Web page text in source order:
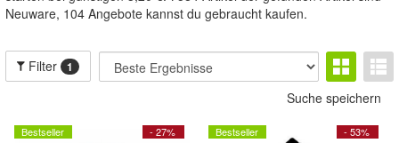
Neuware, 104 Angebote kannst du gebraucht kaufen.
Filter 1
Suche speichern
- 27%
Bestseller - 53%
Bestseller